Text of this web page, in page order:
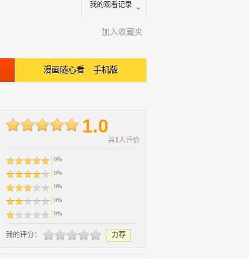
我的观看记录
加入收藏夹
漫画随心看 / 手机版
1.0
共1人评价
0%
0%
0%
0%
0%
我的评分： 力荐